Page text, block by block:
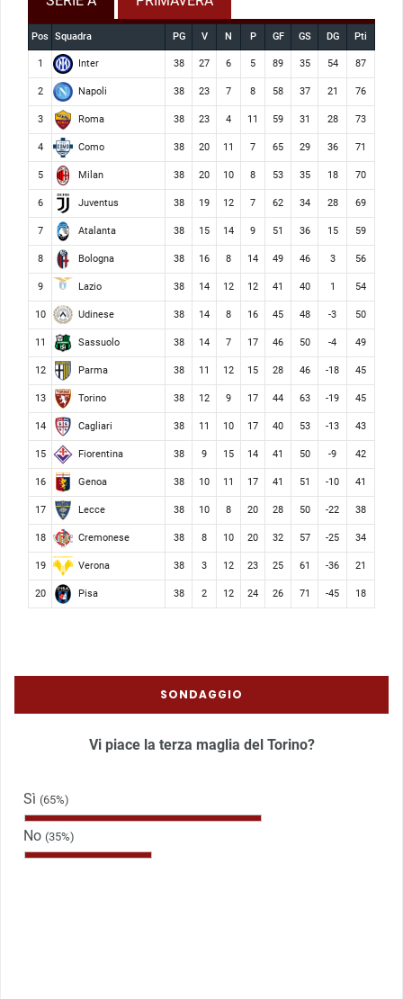
Pos Squadra PG V N P GF GS DG Pti
1 Inter 38 27 6 5 89 35 54 87
2 Napoli 38 23 7 8 58 37 21 76
3 Roma 38 23 4 11 59 31 28 73
4 Como 38 20 11 7 65 29 36 71
5 Milan 38 20 10 8 53 35 18 70
6 Juventus 38 19 12 7 62 34 28 69
7 Atalanta 38 15 14 9 51 36 15 59
8 Bologna 38 16 8 14 49 46 3 56
9 Lazio 38 14 12 12 41 40 1 54
10 Udinese 38 14 8 16 45 48 -3 50
11 Sassuolo 38 14 7 17 46 50 -4 49
12 Parma 38 11 12 15 28 46 -18 45
13 Torino 38 12 9 17 44 63 -19 45
14 Cagliari 38 11 10 17 40 53 -13 43
15 Fiorentina 38 9 15 14 41 50 -9 42
16 Genoa 38 10 11 17 41 51 -10 41
17 Lecce 38 10 8 20 28 50 -22 38
18 Cremonese 38 8 10 20 32 57 -25 34
19 Verona 38 3 12 23 25 61 -36 21
20 Pisa 38 2 12 24 26 71 -45 18
SONDAGGIO
Vi piace la terza maglia del Torino?
Sì (65%)
No (35%)